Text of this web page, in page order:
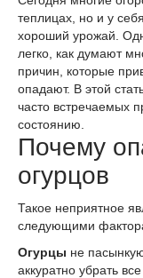
теплицах, но и у
хороший урожай.
легко, как думают
причин, которые
опадают. В этой
часто встречаемых
состоянию.
Почему
огурцов
Такое неприятное
следующими
Огурцы не
аккуратно убрать